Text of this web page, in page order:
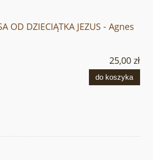
OD DZIECIĄTKA JEZUS - Agnes
25,00 zł
do koszyka